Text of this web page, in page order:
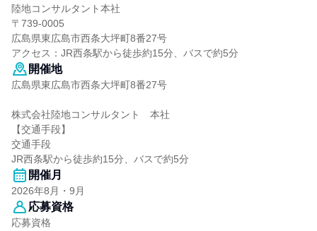
陸地コンサルタント本社
〒739-0005
広島県東広島市西条大坪町8番27号
アクセス：JR西条駅から徒歩約15分、バスで約5分
開催地
広島県東広島市西条大坪町8番27号
株式会社陸地コンサルタント 本社
【交通手段】
交通手段
JR西条駅から徒歩約15分、バスで約5分
開催月
2026年8月・9月
応募資格
応募資格